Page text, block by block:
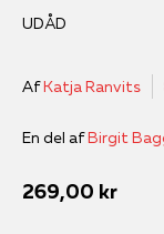
UDÅD
AfKatja Ranvits
En del afBirgit
Salgspris
269,00 kr